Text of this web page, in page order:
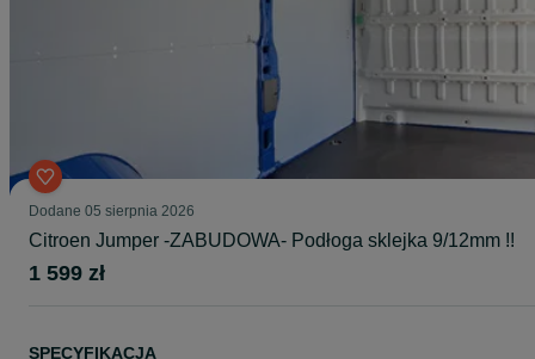
Dodane 05 sierpnia 2026
Citroen Jumper -ZABUDOWA- Podłoga sklejka 9/12mm !!
1 599 zł
SPECYFIKACJA